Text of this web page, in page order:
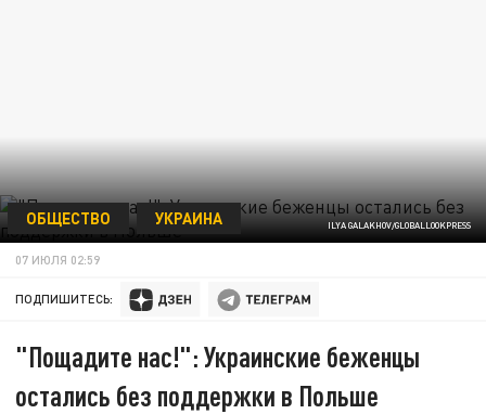
ILYA GALAKHOV/GLOBALLOOKPRESS
ОБЩЕСТВО УКРАИНА
07 ИЮЛЯ 02:59
ПОДПИШИТЕСЬ:
"Пощадите нас!": Украинские беженцы
остались без поддержки в Польше